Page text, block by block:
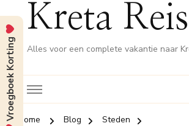
Kreta
Alles voor een complete vakantie naar
Home Blog
Steden
Vroegboek Korting